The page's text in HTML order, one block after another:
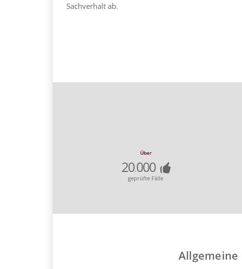
Sachverhalt ab.
Über
20.000
geprüfte Fälle
Allgemeine